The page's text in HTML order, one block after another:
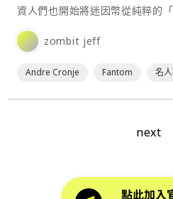
資人們也開始將迷因幣從純粹的
量化的「文化精神」，Solana 生
而湧入大量用戶。而為了讓這股
zombit jeff
Andre Cronje Fantom 名
next